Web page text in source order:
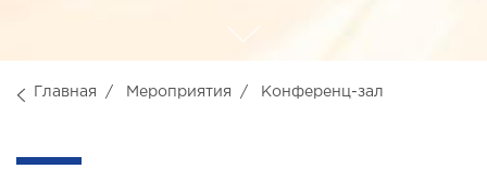
Главная Мероприятия Конференц-зал